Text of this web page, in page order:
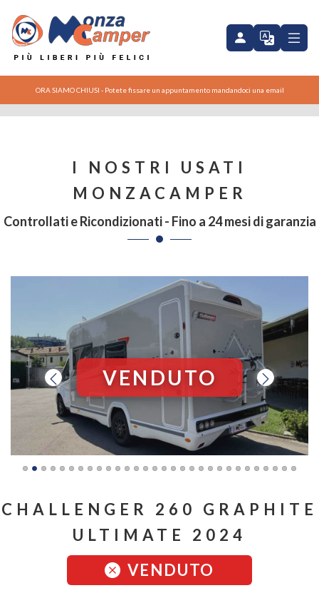
ORA SIAMO CHIUSI - Potete fissare un appuntamento mandandoci una email
Challenger 260 Graphite Ultimate 2024
I NOSTRI USATI
MONZACAMPER
Controllati e Ricondizionati - Fino a 24 mesi di garanzia
VENDUTO
CHALLENGER 260 GRAPHITE
ULTIMATE 2024
VENDUTO